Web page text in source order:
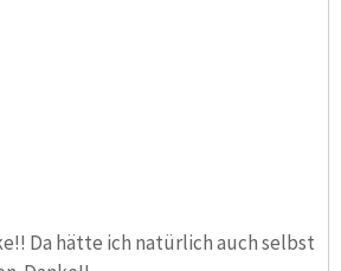
Da hätte ich natürlich auch selbst